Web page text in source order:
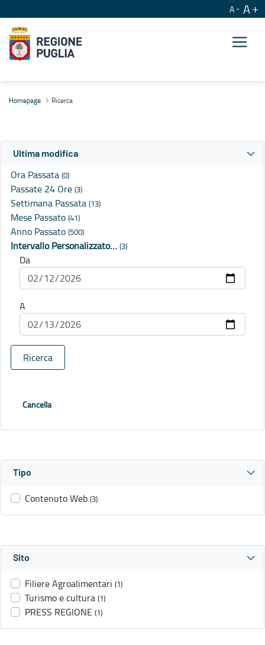
A A
Homepage Ricerca
Ultima modifica
Ora Passata (0)
Passate 24 Ore (3)
Settimana Passata (13)
Mese Passato (41)
Anno Passato (500)
Intervallo Personalizzato… (3)
Da
A
Ricerca
Cancella
Tipo
Contenuto Web (3)
Sito
Filiere Agroalimentari (1)
Turismo e cultura (1)
PRESS REGIONE (1)